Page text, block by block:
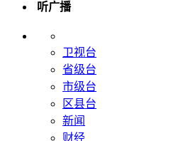
听广播
卫视台
省级台
市级台
区县台
新闻
财经